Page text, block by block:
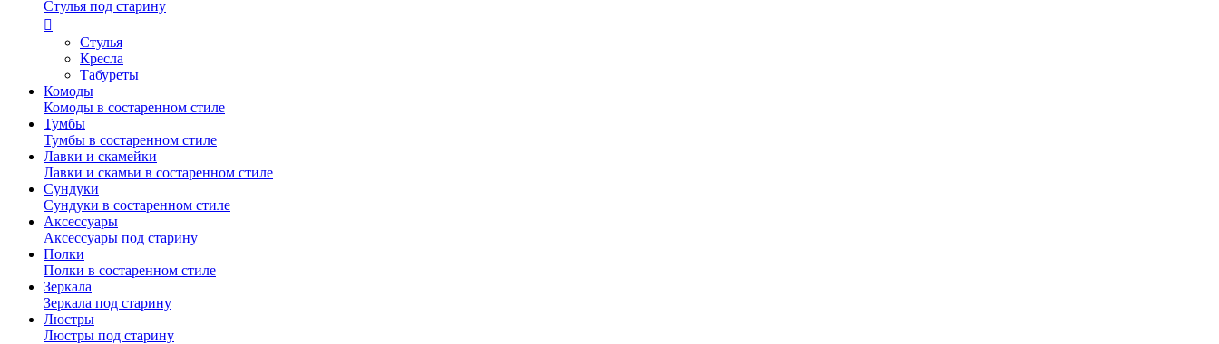
Стулья под старину

Стулья
Кресла
Табуреты
Комоды
Комоды в состаренном стиле
Тумбы
Тумбы в состаренном стиле
Лавки и скамейки
Лавки и скамьи в состаренном стиле
Сундуки
Сундуки в состаренном стиле
Аксессуары
Аксессуары под старину
Полки
Полки в состаренном стиле
Зеркала
Зеркала под старину
Люстры
Люстры под старину